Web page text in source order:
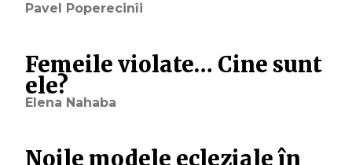
Pavel Poperecinîi
Femeile violate… Cine sunt
ele?
Elena Nahaba
Noile modele ecleziale în